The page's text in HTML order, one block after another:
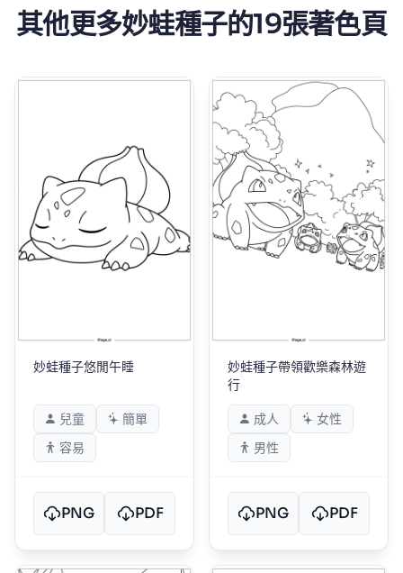
其他更多妙蛙種子的19張著色頁
妙蛙種子悠閒午睡
兒童
簡單
容易
PNG PDF
妙蛙種子帶領歡樂森林遊
行
成人
女性
男性
PNG PDF